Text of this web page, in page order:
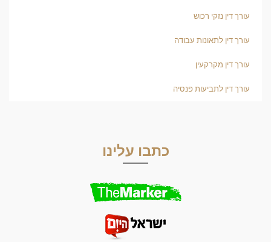
עורך דין נזקי רכוש
עורך דין לתאונות עבודה
עורך דין מקרקעין
עורך דין לתביעות פנסיה
כתבו עלינו